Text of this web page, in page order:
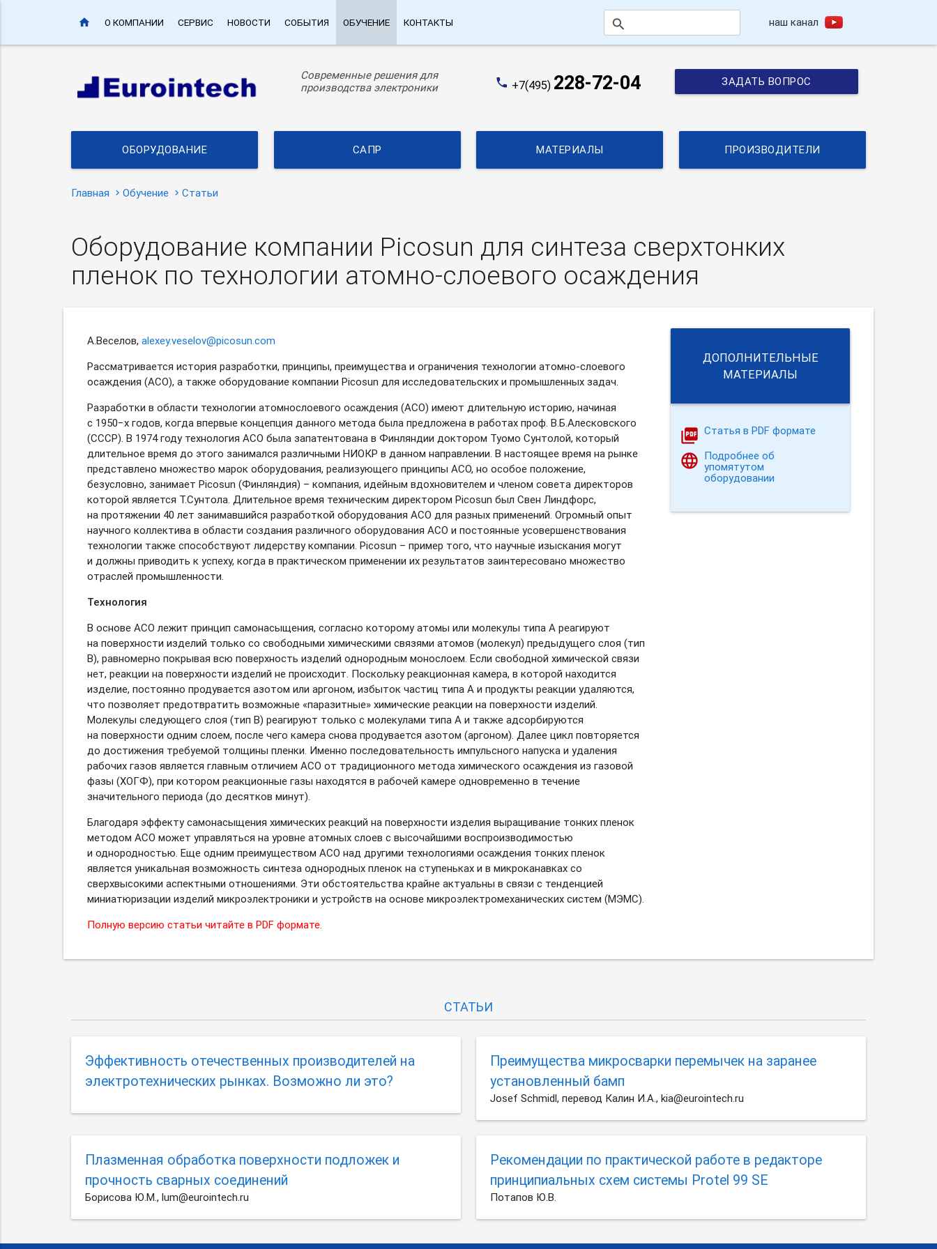
home О КОМПАНИИ СЕРВИС НОВОСТИ СОБЫТИЯ ОБУЧЕНИЕ КОНТАКТЫ search наш канал
Современные решения для
производства электроники
phone +7(495) 228-72-04 ЗАДАТЬ ВОПРОС
ОБОРУДОВАНИЕ САПР МАТЕРИАЛЫ ПРОИЗВОДИТЕЛИ
Главная Обучение Статьи
Оборудование компании Picosun для синтеза сверхтонких
пленок по технологии атомно-слоевого осаждения
А.Веселов, alexey.veselov@picosun.com
Рассматривается история разработки, принципы, преимущества и ограничения технологии атомно-слоевого
осаждения (АСО), а также оборудование компании Picosun для исследовательских и промышленных задач.
Разработки в области технологии атомнослоевого осаждения (АСО) имеют длительную историю, начиная
с 1950−х годов, когда впервые концепция данного метода была предложена в работах проф. В.Б.Алесковского
(СССР). В 1974 году технология АСО была запатентована в Финляндии доктором Туомо Сунтолой, который
длительное время до этого занимался различными НИОКР в данном направлении. В настоящее время на рынке
представлено множество марок оборудования, реализующего принципы АСО, но особое положение,
безусловно, занимает Picosun (Финляндия) – компания, идейным вдохновителем и членом совета директоров
которой является Т.Сунтола. Длительное время техническим директором Picosun был Свен Линдфорс,
на протяжении 40 лет занимавшийся разработкой оборудования АСО для разных применений. Огромный опыт
научного коллектива в области создания различного оборудования АСО и постоянные усовершенствования
технологии также способствуют лидерству компании. Picosun – пример того, что научные изыскания могут
и должны приводить к успеху, когда в практическом применении их результатов заинтересовано множество
отраслей промышленности.
Технология
В основе АСО лежит принцип самонасыщения, согласно которому атомы или молекулы типа A реагируют
на поверхности изделий только со свободными химическими связями атомов (молекул) предыдущего слоя (тип
B), равномерно покрывая всю поверхность изделий однородным монослоем. Если свободной химической связи
нет, реакции на поверхности изделий не происходит. Поскольку реакционная камера, в которой находится
изделие, постоянно продувается азотом или аргоном, избыток частиц типа A и продукты реакции удаляются,
что позволяет предотвратить возможные «паразитные» химические реакции на поверхности изделий.
Молекулы следующего слоя (тип B) реагируют только с молекулами типа A и также адсорбируются
на поверхности одним слоем, после чего камера снова продувается азотом (аргоном). Далее цикл повторяется
до достижения требуемой толщины пленки. Именно последовательность импульсного напуска и удаления
рабочих газов является главным отличием АСО от традиционного метода химического осаждения из газовой
фазы (ХОГФ), при котором реакционные газы находятся в рабочей камере одновременно в течение
значительного периода (до десятков минут).
Благодаря эффекту самонасыщения химических реакций на поверхности изделия выращивание тонких пленок
методом АСО может управляться на уровне атомных слоев с высочайшими воспроизводимостью
и однородностью. Еще одним преимуществом АСО над другими технологиями осаждения тонких пленок
является уникальная возможность синтеза однородных пленок на ступеньках и в микроканавках со
сверхвысокими аспектными отношениями. Эти обстоятельства крайне актуальны в связи с тенденцией
миниатюризации изделий микроэлектроники и устройств на основе микроэлектромеханических систем (МЭМС).
Полную версию статьи читайте в PDF формате.
ДОПОЛНИТЕЛЬНЫЕ
МАТЕРИАЛЫ
Статья в PDF формате
Подробнее об
упомятутом
оборудовании
СТАТЬИ
Эффективность отечественных производителей на
электротехнических рынках. Возможно ли это?
Преимущества микросварки перемычек на заранее
установленный бамп
Josef Schmidl, перевод Калин И.А., kia@eurointech.ru
Плазменная обработка поверхности подложек и
прочность сварных соединений
Борисова Ю.М., lum@eurointech.ru
Рекомендации по практической работе в редакторе
принципиальных схем системы Protel 99 SE
Потапов Ю.В.